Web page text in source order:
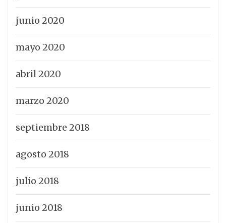
junio 2020
mayo 2020
abril 2020
marzo 2020
septiembre 2018
agosto 2018
julio 2018
junio 2018